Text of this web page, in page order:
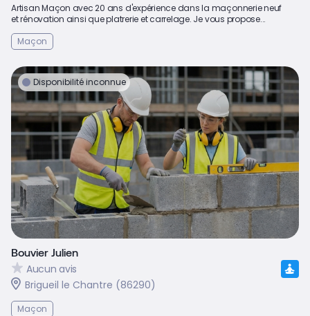
Artisan Maçon avec 20 ans d'expérience dans la maçonnerie neuf
et rénovation ainsi que platrerie et carrelage. Je vous propose...
Maçon
Disponibilité inconnue
Bouvier Julien
Aucun avis
Brigueil le Chantre (86290)
Maçon